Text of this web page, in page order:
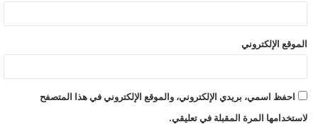
الموقع الإلكتروني
احفظ اسمي، بريدي الإلكتروني، والموقع الإلكتروني في هذا المتصفح
لاستخدامها المرة المقبلة في تعليقي.